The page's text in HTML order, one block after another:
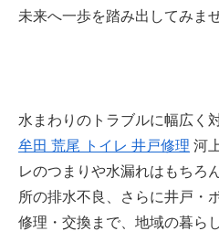
未来へ一歩を踏み出してみま
水まわりのトラブルに幅広く
牟田 荒尾 トイレ 井戸修理 河
レのつまりや水漏れはもちろ
所の排水不良、さらに井戸・
修理・交換まで、地域の暮ら